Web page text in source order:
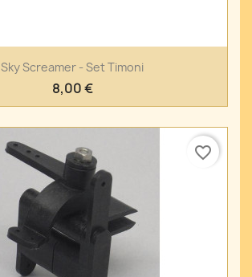
Sky Screamer - Set Timoni
8,00 €
favorite_border